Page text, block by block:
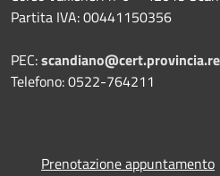
Partita IVA: 00441150356
PEC:
Telefono: 0522-764211
Prenotazione appuntamento